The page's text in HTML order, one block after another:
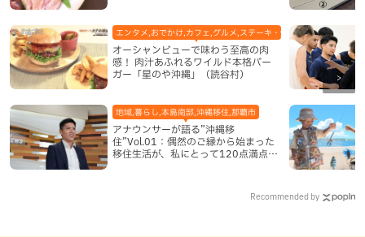
オーシャンビューで味わう至高の肉
感！ 肉汁あふれるワイルド本格バー
ガー「星のや沖縄」（読谷村）
エンタメ,おでかけ,カフェ,グルメ,ステーキ・焼肉,テレビ,ハンバー
アナウンサーが語る”沖縄移
住”Vol.01：偶然のご縁から始まった
移住生活が、私にとって120点満点に
地域,暮らし,本島南部,沖縄移住,那覇市
Recommended by